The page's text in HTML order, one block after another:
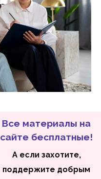
Все материалы на
сайте бесплатные!
А если захотите,
поддержите добрым